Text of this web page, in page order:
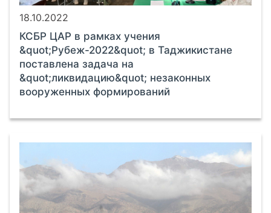
18.10.2022
КСБР ЦАР в рамках учения
&quot;Рубеж-2022&quot; в Таджикистане
поставлена задача на
&quot;ликвидацию&quot; незаконных
вооруженных формирований